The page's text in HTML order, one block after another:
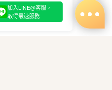
加入LINE@客服，
取得最速服務